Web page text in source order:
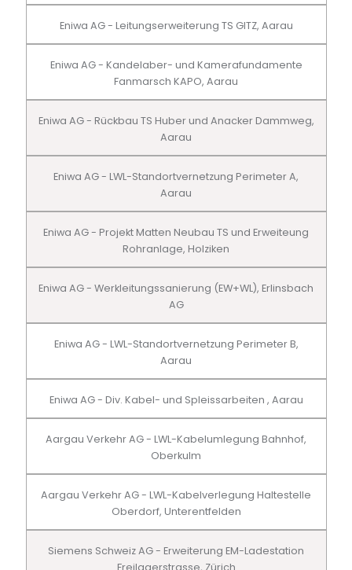
Eniwa AG - Leitungserweiterung TS GITZ, Aarau
Eniwa AG - Kandelaber- und Kamerafundamente
Fanmarsch KAPO, Aarau
Eniwa AG - Rückbau TS Huber und Anacker Dammweg,
Aarau
Eniwa AG - LWL-Standortvernetzung Perimeter A,
Aarau
Eniwa AG - Projekt Matten Neubau TS und Erweiteung
Rohranlage, Holziken
Eniwa AG - Werkleitungssanierung (EW+WL), Erlinsbach
AG
Eniwa AG - LWL-Standortvernetzung Perimeter B,
Aarau
Eniwa AG - Div. Kabel- und Spleissarbeiten , Aarau
Aargau Verkehr AG - LWL-Kabelumlegung Bahnhof,
Oberkulm
Aargau Verkehr AG - LWL-Kabelverlegung Haltestelle
Oberdorf, Unterentfelden
Siemens Schweiz AG - Erweiterung EM-Ladestation
Freilagerstrasse, Zürich